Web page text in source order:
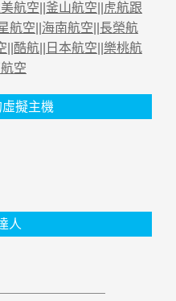
航空 釜山航空
虎航跟
航空 海南航空 長榮航
酷航 日本航空 樂桃航
空
擬主機
人